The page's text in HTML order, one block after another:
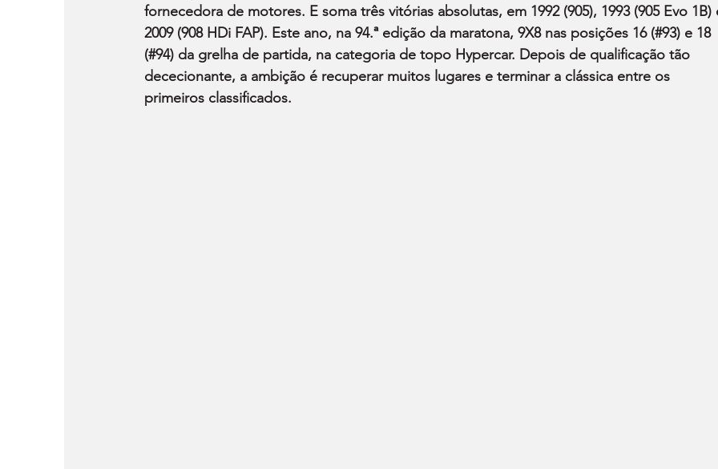
fornecedora de motores. E soma três vitórias absolutas, em 1992 (905), 1993 (905 Evo
2009 (908 HDi FAP). Este ano, na 94.ª edição da maratona, 9X8 nas posições 16 (#93) e 18
(#94) da grelha de partida, na categoria de topo Hypercar. Depois de qualificação tão
dececionante, a ambição é recuperar muitos lugares e terminar a clássica entre os
primeiros classificados.